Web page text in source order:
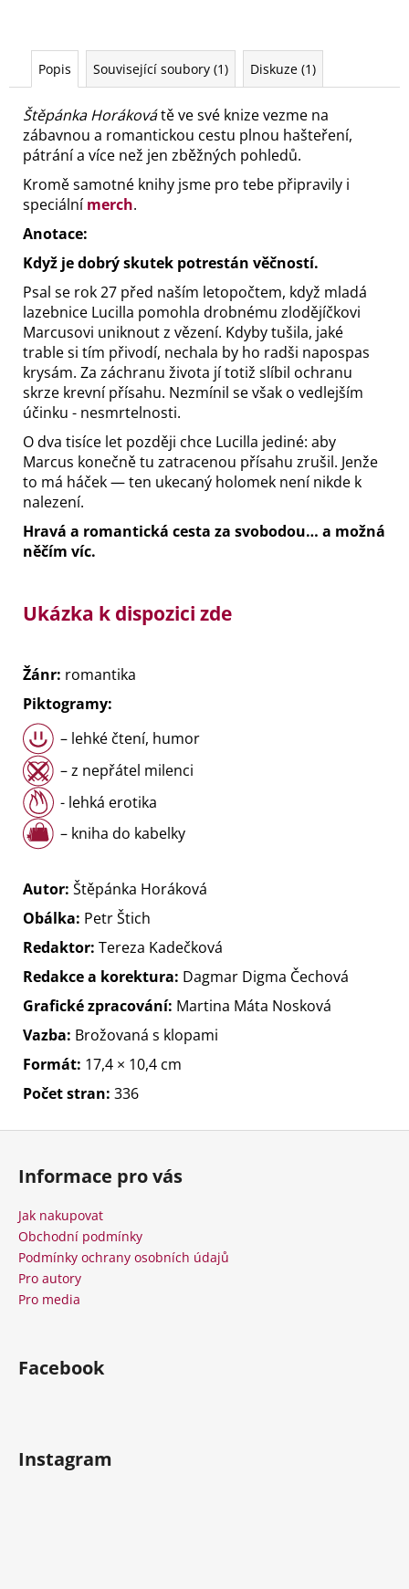
Popis Související soubory (1) Diskuze (1)
Štěpánka Horákovátě ve své knize vezme na
zábavnou a romantickou cestu plnou hašteření,
pátrání a více než jen zběžných pohledů.
Kromě samotné knihy jsme pro tebe připravily i
speciálnímerch.
Anotace:
Když je dobrý skutek potrestán věčností.
Psal se rok 27 před naším letopočtem, když mladá
lazebnice Lucilla pomohla drobnému zlodějíčkovi
Marcusovi uniknout z vězení. Kdyby tušila, jaké
trable si tím přivodí, nechala by ho radši napospas
krysám. Za záchranu života jí totiž slíbil ochranu
skrze krevní přísahu. Nezmínil se však o vedlejším
účinku - nesmrtelnosti.
O dva tisíce let později chce Lucilla jediné: aby
Marcus konečně tu zatracenou přísahu zrušil. Jenže
to má háček — ten ukecaný holomek není nikde k
nalezení.
Hravá a romantická cesta za svobodou… a možná
něčím víc.
Ukázka k dispozici zde
Žánr: romantika
Piktogramy:
– lehké čtení, humor
– z nepřátel milenci
- lehká erotika
– kniha do kabelky
Autor: Štěpánka Horáková
Obálka: Petr Štich
Redaktor: Tereza Kadečková
Redakce a korektura: Dagmar Digma Čechová
Grafické zpracování: Martina Máta Nosková
Vazba: Brožovaná s klopami
Formát: 17,4 × 10,4 cm
Počet stran: 336
Z
Informace pro vás
Jak nakupovat
Obchodní podmínky
Podmínky ochrany osobních údajů
Pro autory
Pro media
Facebook
Instagram